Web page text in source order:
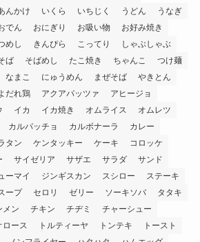
んかけ いくら いちじく うどん
うなぎ
でん おにぎり お吸い物
お好み焼き
めし きんぴら こってり
しゃぶしゃぶ
ば そばめし たこ焼き ちゃんこ
つけ麺
なまこ にゅうめん まぜそば
やきとん
だれ鶏 アクアパッツァ
アヒージョ
イカ イカ焼き オムライス
オムレツ
カルパッチョ カルボナーラ
カレー
タン ケンタッキー ケーキ
コロッケ
サイゼリア サザエ サラダ
サンド
ーマイ ジンギスカン スシロー
ステーキ
ープ セロリ ゼリー ソーキソバ
タタキ
メン チキン チヂミ
チャーシュー
ロース トルティーヤ トンテキ
トースト